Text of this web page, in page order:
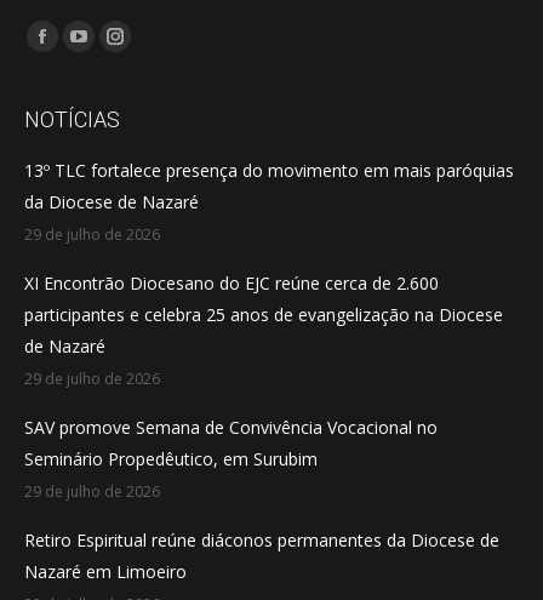
Encontre-nos em:
Facebook
opens
new
window
YouTube
opens
new
window
Instagram
opens
new
window
NOTÍCIAS
13º TLC fortalece presença do movimento em mais paróquias
da Diocese de Nazaré
29 de julho de 2026
XI Encontrão Diocesano do EJC reúne cerca de 2.600
participantes e celebra 25 anos de evangelização na Diocese
de Nazaré
29 de julho de 2026
SAV promove Semana de Convivência Vocacional no
Seminário Propedêutico, em Surubim
29 de julho de 2026
Retiro Espiritual reúne diáconos permanentes da Diocese de
Nazaré em Limoeiro